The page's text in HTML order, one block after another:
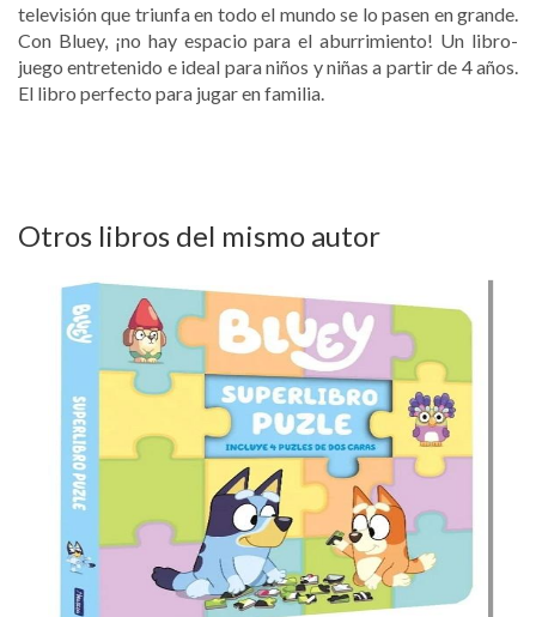
televisión que triunfa en todo el mundo se lo pasen en grande.
Con Bluey, ¡no hay espacio para el aburrimiento! Un libro-
juego entretenido e ideal para niños y niñas a partir de 4 años.
El libro perfecto para jugar en familia.
Otros libros del mismo autor